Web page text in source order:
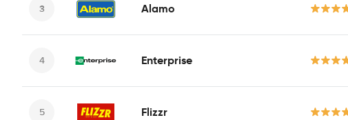
Alamo
Enterprise
Flizzr